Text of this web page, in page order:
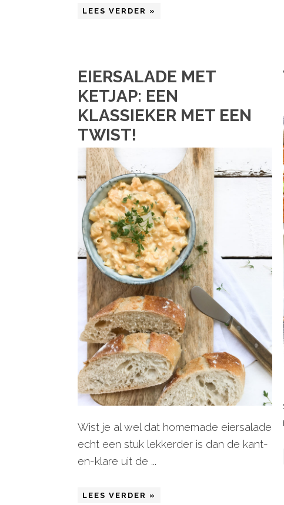
LEES VERDER »
EIERSALADE MET
KETJAP: EEN
KLASSIEKER MET EEN
TWIST!
Wist je al wel dat homemade eiersalade
echt een stuk lekkerder is dan de kant-
en-klare uit de ...
LEES VERDER »